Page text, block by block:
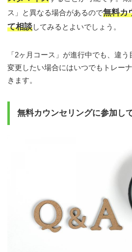
ス」と異なる場合があるので無料カ
て相談してみるとよいでしょう。
「2ヶ月コース」が進行中でも、違
変更したい場合にはいつでもトレー
きます。
無料カウンセリングに参加し